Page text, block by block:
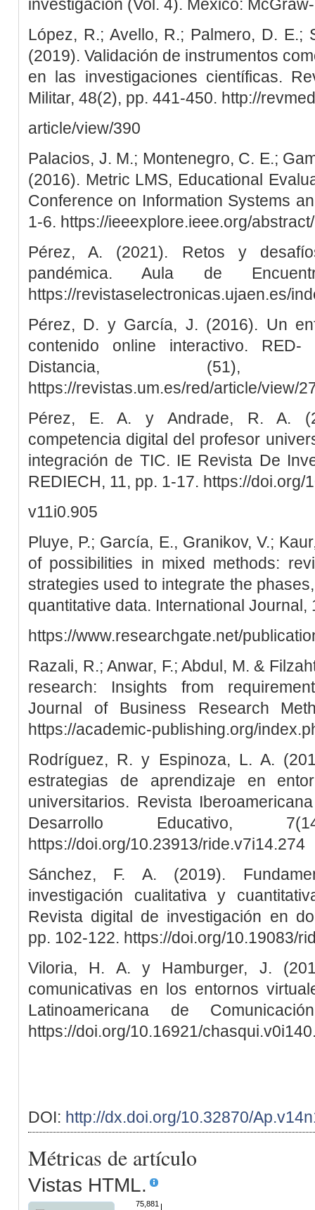
investigación (Vol. 4). México:
López, R.; Avello, R.; Palmero, D. E.;
(2019). Validación de instrumentos
en las investigaciones científicas.
Militar, 48(2), pp. 441-450. http://
article/view/390
Palacios, J. M.; Montenegro, C. E.;
(2016). Metric LMS, Educational
Conference on Information Systems
1-6. https://ieeexplore.ieee.org/
Pérez, A. (2021). Retos y
pandémica. Aula de
https://revistaselectronicas.ujaen.es/
Pérez, D. y García, J. (2016). Un
contenido online interactivo.
Distancia,
https://revistas.um.es/red/article/view/
Pérez, E. A. y Andrade, R. A.
competencia digital del profesor
integración de TIC. IE Revista De
REDIECH, 11, pp. 1-17. https://
v11i0.905
Pluye, P.; García, E., Granikov, V.;
of possibilities in mixed methods:
strategies used to integrate the
quantitative data. International Journal,
https://www.researchgate.net/
Razali, R.; Anwar, F.; Abdul, M. &
research: Insights from
Journal of Business Research
https://academic-publishing.org/
Rodríguez, R. y Espinoza, L. A.
estrategias de aprendizaje en
universitarios. Revista
Desarrollo Educativo,
https://doi.org/10.23913/ride.v7i14.274
Sánchez, F. A. (2019).
investigación cualitativa y
Revista digital de investigación en
pp. 102-122. https://doi.org/10.19083/
Viloria, H. A. y Hamburger, J.
comunicativas en los entornos
Latinoamericana de
https://doi.org/10.16921/
DOI: http://dx.doi.org/10.32870/
Métricas de artículo
Vistas HTML.
75,881